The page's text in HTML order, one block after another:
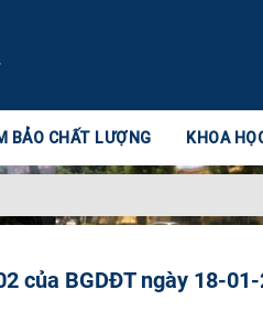
BẢO CHẤT LƯỢNG KHOA
của BGDĐT ngày 18-